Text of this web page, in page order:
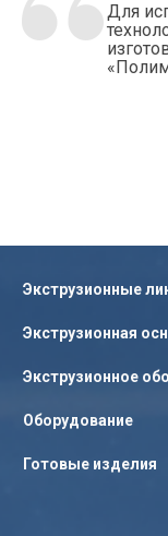
Для
Экструзионные
Экструзионная
Экструзионное
Оборудование
Готовые изделия